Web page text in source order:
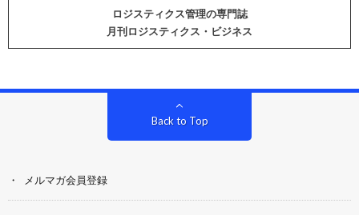
ロジスティクス管理の専門誌
月刊ロジスティクス・ビジネス
Back to Top
メルマガ会員登録